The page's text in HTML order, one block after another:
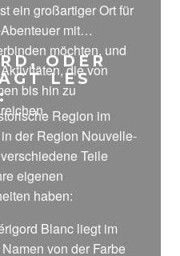
ein großartiger Ort für
mit
möchten, und
die von
bis hin zu
ODER
LES
Region im
der Region Nouvelle-
Teile
eigenen
haben:
Blanc liegt im
von der Farbe